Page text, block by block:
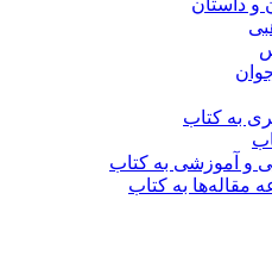
به کتاب
و آموزشی به کتاب
مقاله‌ها به کتاب